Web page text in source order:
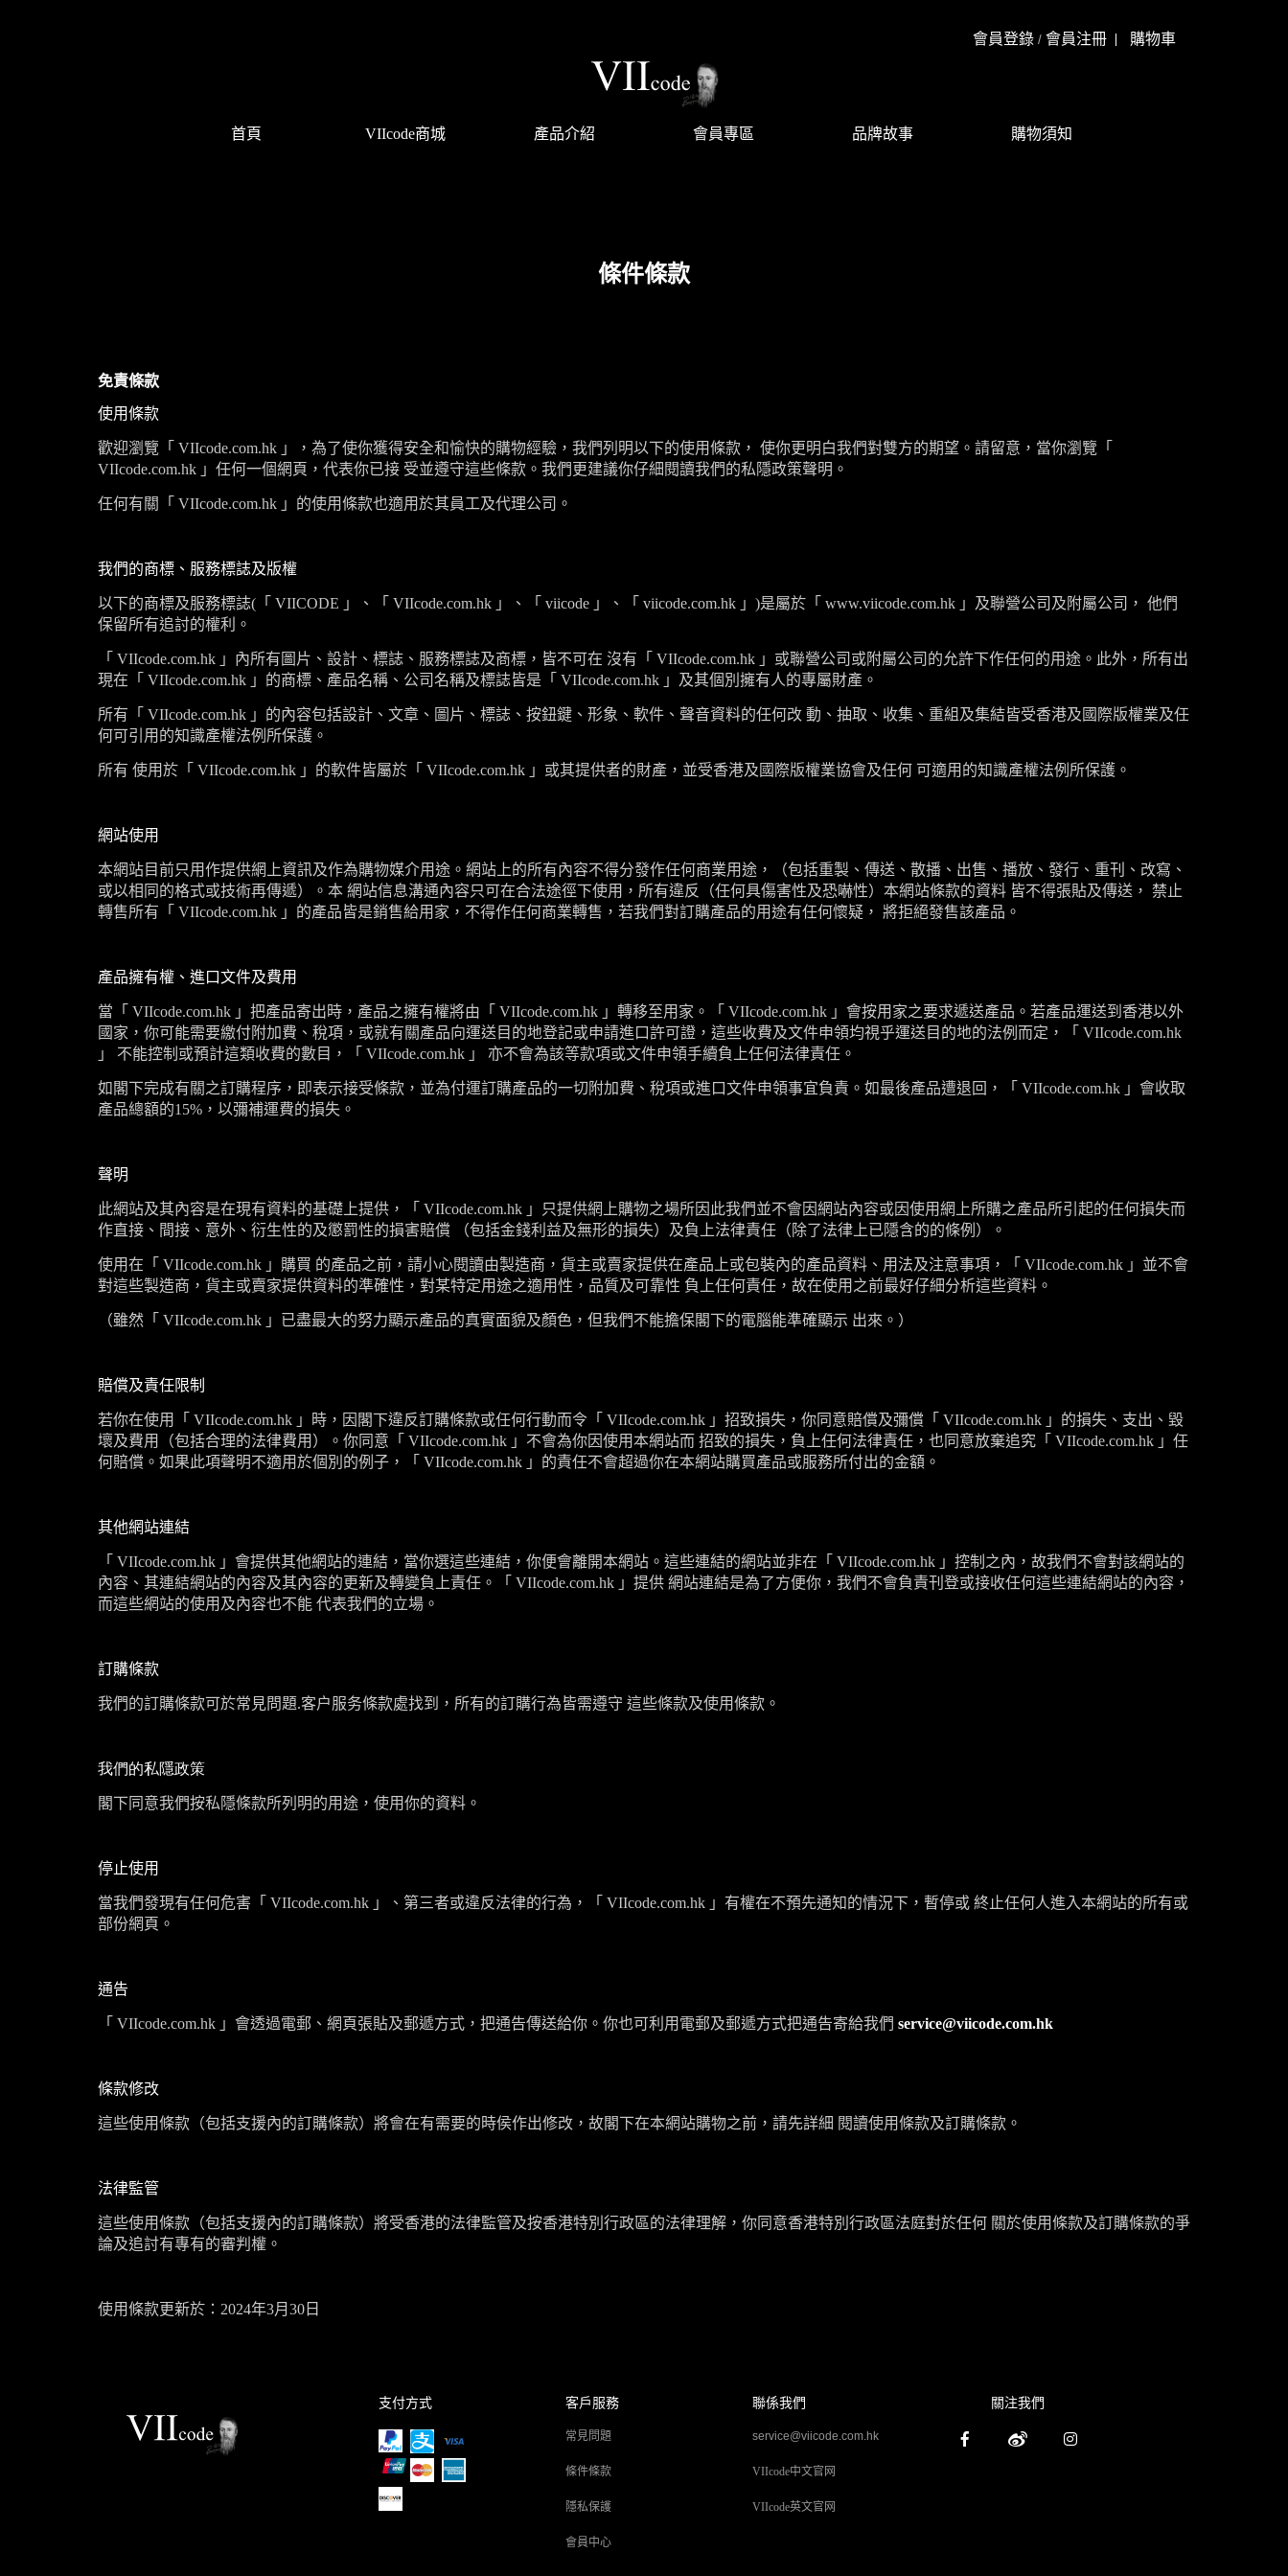
會員登錄 / 會員注冊 購物車
首頁 VIIcode商城 產品介紹 會員專區 品牌故事 購物須知
條件條款
免責條款
使用條款
歡迎瀏覽「 VIIcode.com.hk 」，為了使你獲得安全和愉快的購物經驗，我們列明以下的使用條款， 使你更明白我們對雙方的期望。請留意，當你瀏覽「
VIIcode.com.hk 」任何一個網頁，代表你已接 受並遵守這些條款。我們更建議你仔細閱讀我們的私隱政策聲明。
任何有關「 VIIcode.com.hk 」的使用條款也適用於其員工及代理公司。
我們的商標、服務標誌及版權
以下的商標及服務標誌(「 VIICODE 」、「 VIIcode.com.hk 」、「 viicode 」、「 viicode.com.hk 」)是屬於「 www.viicode.com.hk 」及聯營公司及附屬公司， 他們
保留所有追討的權利。
「 VIIcode.com.hk 」內所有圖片、設計、標誌、服務標誌及商標，皆不可在 沒有「 VIIcode.com.hk 」或聯營公司或附屬公司的允許下作任何的用途。此外，所有出
現在「 VIIcode.com.hk 」的商標、產品名稱、公司名稱及標誌皆是「 VIIcode.com.hk 」及其個別擁有人的專屬財產。
所有「 VIIcode.com.hk 」的內容包括設計、文章、圖片、標誌、按鈕鍵、形象、軟件、聲音資料的任何改 動、抽取、收集、重組及集結皆受香港及國際版權業及任
何可引用的知識產權法例所保護。
所有 使用於「 VIIcode.com.hk 」的軟件皆屬於「 VIIcode.com.hk 」或其提供者的財產，並受香港及國際版權業協會及任何 可適用的知識產權法例所保護。
網站使用
本網站目前只用作提供網上資訊及作為購物媒介用途。網站上的所有內容不得分發作任何商業用途，（包括重製、傳送、散播、出售、播放、發行、重刊、改寫、
或以相同的格式或技術再傳遞）。本 網站信息溝通內容只可在合法途徑下使用，所有違反（任何具傷害性及恐嚇性）本網站條款的資料 皆不得張貼及傳送， 禁止
轉售所有「 VIIcode.com.hk 」的產品皆是銷售給用家，不得作任何商業轉售，若我們對訂購產品的用途有任何懷疑， 將拒絕發售該產品。
產品擁有權、進口文件及費用
當「 VIIcode.com.hk 」把產品寄出時，產品之擁有權將由「 VIIcode.com.hk 」轉移至用家。「 VIIcode.com.hk 」會按用家之要求遞送產品。若產品運送到香港以外
國家，你可能需要繳付附加費、稅項，或就有關產品向運送目的地登記或申請進口許可證，這些收費及文件申領均視乎運送目的地的法例而定，「 VIIcode.com.hk
」 不能控制或預計這類收費的數目，「 VIIcode.com.hk 」 亦不會為該等款項或文件申領手續負上任何法律責任。
如閣下完成有關之訂購程序，即表示接受條款，並為付運訂購產品的一切附加費、稅項或進口文件申領事宜負責。如最後產品遭退回，「 VIIcode.com.hk 」會收取
產品總額的15%，以彌補運費的損失。
聲明
此網站及其內容是在現有資料的基礎上提供，「 VIIcode.com.hk 」只提供網上購物之場所因此我們並不會因網站內容或因使用網上所購之產品所引起的任何損失而
作直接、間接、意外、衍生性的及懲罰性的損害賠償 （包括金錢利益及無形的損失）及負上法律責任（除了法律上已隱含的的條例）。
使用在「 VIIcode.com.hk 」購買 的產品之前，請小心閱讀由製造商，貨主或賣家提供在產品上或包裝內的產品資料、用法及注意事項，「 VIIcode.com.hk 」並不會
對這些製造商，貨主或賣家提供資料的準確性，對某特定用途之適用性，品質及可靠性 負上任何責任，故在使用之前最好仔細分析這些資料。
（雖然「 VIIcode.com.hk 」已盡最大的努力顯示產品的真實面貌及顏色，但我們不能擔保閣下的電腦能準確顯示 出來。）
賠償及責任限制
若你在使用「 VIIcode.com.hk 」時，因閣下違反訂購條款或任何行動而令「 VIIcode.com.hk 」招致損失，你同意賠償及彌償「 VIIcode.com.hk 」的損失、支出、毀
壞及費用（包括合理的法律費用）。你同意「 VIIcode.com.hk 」不會為你因使用本網站而 招致的損失，負上任何法律責任，也同意放棄追究「 VIIcode.com.hk 」任
何賠償。如果此項聲明不適用於個別的例子，「 VIIcode.com.hk 」的責任不會超過你在本網站購買產品或服務所付出的金額。
其他網站連結
「 VIIcode.com.hk 」會提供其他網站的連結，當你選這些連結，你便會離開本網站。這些連結的網站並非在「 VIIcode.com.hk 」控制之內，故我們不會對該網站的
內容、其連結網站的內容及其內容的更新及轉變負上責任。「 VIIcode.com.hk 」提供 網站連結是為了方便你，我們不會負責刊登或接收任何這些連結網站的內容，
而這些網站的使用及內容也不能 代表我們的立場。
訂購條款
我們的訂購條款可於常見問題.客户服务條款處找到，所有的訂購行為皆需遵守 這些條款及使用條款。
我們的私隱政策
閣下同意我們按私隱條款所列明的用途，使用你的資料。
停止使用
當我們發現有任何危害「 VIIcode.com.hk 」、第三者或違反法律的行為，「 VIIcode.com.hk 」有權在不預先通知的情況下，暫停或 終止任何人進入本網站的所有或
部份網頁。
通告
「 VIIcode.com.hk 」會透過電郵、網頁張貼及郵遞方式，把通告傳送給你。你也可利用電郵及郵遞方式把通告寄給我們 service@viicode.com.hk
條款修改
這些使用條款（包括支援內的訂購條款）將會在有需要的時侯作出修改，故閣下在本網站購物之前，請先詳細 閱讀使用條款及訂購條款。
法律監管
這些使用條款（包括支援內的訂購條款）將受香港的法律監管及按香港特別行政區的法律理解，你同意香港特別行政區法庭對於任何 關於使用條款及訂購條款的爭
論及追討有專有的審判權。
使用條款更新於： 2024年3月 30 日
支付方式 客戶服務
常見問題
條件條款
隱私保護
會員中心
聯係我們
service@viicode.com.hk
VIIcode中文官网
VIIcode英文官网
關注我們
  